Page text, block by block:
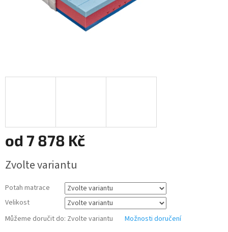
od 7 878 Kč
cena:
Zvolte variantu
Potah matrace
Velikost
Můžeme doručit do: Zvolte variantu Možnosti doručení